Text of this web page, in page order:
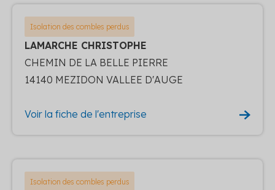
Isolation des combles perdus
LAMARCHE CHRISTOPHE
CHEMIN DE LA BELLE PIERRE
14140 MEZIDON VALLEE D'AUGE
Voir la fiche de l'entreprise
Isolation des combles perdus